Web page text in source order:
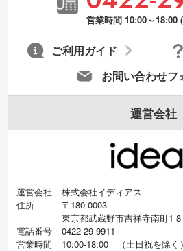
営業時間 10:00～18:00
お問い合わせフ
ご利用ガイド
運営会社
運営会社
株式会社イディアス
住所
〒180-0003
東京都武蔵野市吉祥寺南町1-
電話番号
0422-29-9911
営業時間
10:00-18:00 （土日祝を除く）